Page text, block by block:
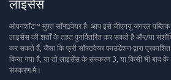
ओपनशॉट™ मुफ्त सॉफ्टवेयर है: आप इसे जीएनयू जनरल पब्लिक
लाइसेंस की शर्तों के तहत पुनर्वितरित कर सकते हैं और/या
कर सकते हैं, जैसा कि फ्री सॉफ्टवेयर फाउंडेशन द्वारा प्रकाशित
किया गया है, या तो लाइसेंस के संस्करण 3, या किसी भी बाद के
संस्करण में।